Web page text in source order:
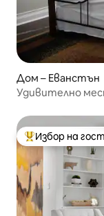
Дом – Еванстън
Удивително
Най-популярен
Избор на